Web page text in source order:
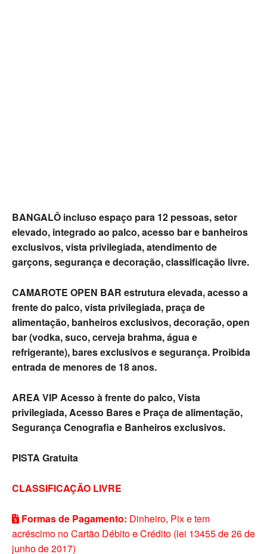
BANGALÔ incluso espaço para 12 pessoas, setor
elevado, integrado ao palco, acesso bar e banheiros
exclusivos, vista privilegiada, atendimento de
garçons, segurança e decoração, classificação livre.
CAMAROTE OPEN BAR estrutura elevada, acesso a
frente do palco, vista privilegiada, praça de
alimentação, banheiros exclusivos, decoração, open
bar (vodka, suco, cerveja brahma, água e
refrigerante), bares exclusivos e segurança. Proibida
entrada de menores de 18 anos.
AREA VIP Acesso à frente do palco, Vista
privilegiada, Acesso Bares e Praça de alimentação,
Segurança Cenografia e Banheiros exclusivos.
PISTA Gratuita
CLASSIFICAÇÃO LIVRE
Formas de Pagamento: Dinheiro, Pix e tem
acréscimo no Cartão Débito e Crédito (lei 13455 de 26 de
junho de 2017)